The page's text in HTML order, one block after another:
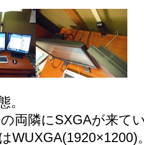
。
両隣にSXGAが来て
は